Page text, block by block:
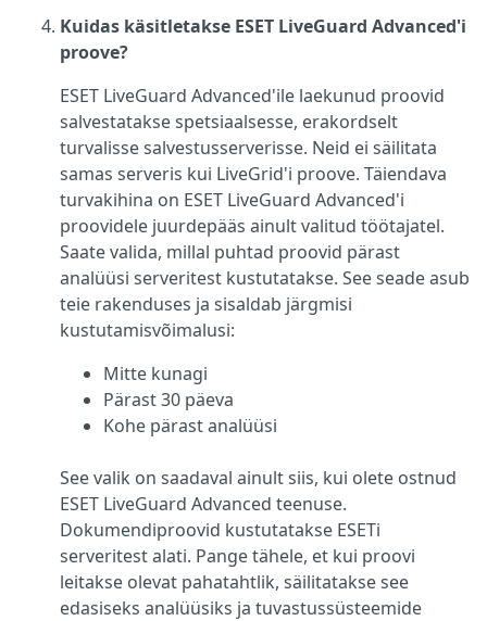
Kuidas käsitletakse ESET LiveGuard Advanced'i
proove?
ESET LiveGuard Advanced'ile laekunud proovid
salvestatakse spetsiaalsesse, erakordselt
turvalisse salvestusserverisse. Neid ei säilitata
samas serveris kui LiveGrid'i proove. Täiendava
turvakihina on ESET LiveGuard Advanced'i
proovidele juurdepääs ainult valitud töötajatel.
Saate valida, millal puhtad proovid pärast
analüüsi serveritest kustutatakse. See seade asub
teie rakenduses ja sisaldab järgmisi
kustutamisvõimalusi:
Mitte kunagi
Pärast 30 päeva
Kohe pärast analüüsi
See valik on saadaval ainult siis, kui olete ostnud
ESET LiveGuard Advanced teenuse.
Dokumendiproovid kustutatakse ESETi
serveritest alati. Pange tähele, et kui proovi
leitakse olevat pahatahtlik, säilitatakse see
edasiseks analüüsiks ja tuvastussüsteemide